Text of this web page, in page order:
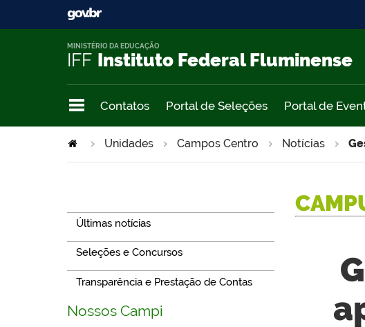
IFF Instituto Federal Fluminense
MINISTÉRIO DA EDUCAÇÃO
Contatos Portal de Seleções Portal de
Unidades Campos Centro Notícias
Últimas notícias
Seleções e Concursos
Transparência e Prestação de Contas
Nossos Campi